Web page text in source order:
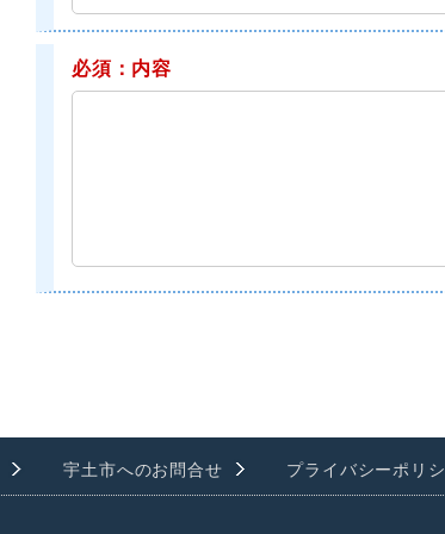
必須：内容
宇土市へのお問合せ プライバシーポリ